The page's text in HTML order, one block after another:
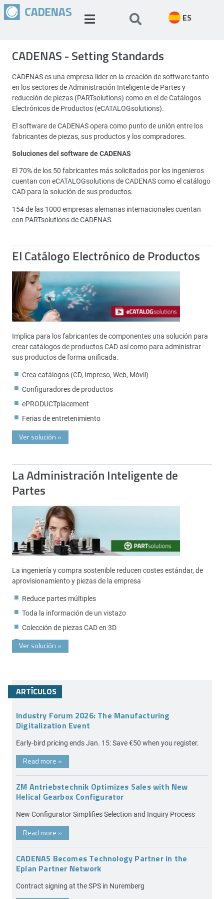
ES
CADENAS - Setting Standards
CADENAS es una empresa líder en la creación de software tanto
en los sectores de Administración Inteligente de Partes y
reducción de piezas (PARTsolutions) como en el de Catálogos
Electrónicos de Productos (eCATALOGsolutions).
El software de CADENAS opera como punto de unión entre los
fabricantes de piezas, sus productos y los compradores.
Soluciones del software de CADENAS
El 70% de los 50 fabricantes más solicitados por los ingenieros
cuentan con eCATALOGsolutions de CADENAS como el catálogo
CAD para la solución de sus productos.
154 de las 1000 empresas alemanas internacionales cuentan
con PARTsolutions de CADENAS.
El Catálogo Electrónico de Productos
Implica para los fabricantes de componentes una solución para
crear catálogos de productos CAD así como para administrar
sus productos de forma unificada.
Crea catálogos (CD, Impreso, Web, Móvil)
Configuradores de productos
ePRODUCTplacement
Ferias de entretenimiento
Ver solución »
La Administración Inteligente de
Partes
La ingeniería y compra sostenible reducen costes estándar, de
aprovisionamiento y piezas de la empresa
Reduce partes múltiples
Toda la información de un vistazo
Colección de piezas CAD en 3D
Ver solución »
ARTÍCULOS
Industry Forum 2026: The Manufacturing
Digitalization Event
Early-bird pricing ends Jan. 15: Save €50 when you register.
Read more »
ZM Antriebstechnik Optimizes Sales with New
Helical Gearbox Configurator
New Configurator Simplifies Selection and Inquiry Process
Read more »
CADENAS Becomes Technology Partner in the
Eplan Partner Network
Contract signing at the SPS in Nuremberg